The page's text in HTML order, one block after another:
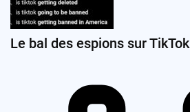
Le bal des espions sur TikTok